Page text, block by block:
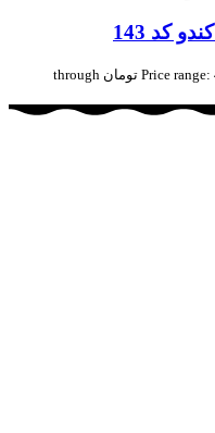
کد 143
Price range: 4,800,000 تومان through